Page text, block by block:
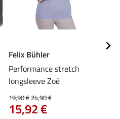
Felix Bühler
Performance stretch
longsleeve Zoë
19,90 €24,90 €
15,92 €